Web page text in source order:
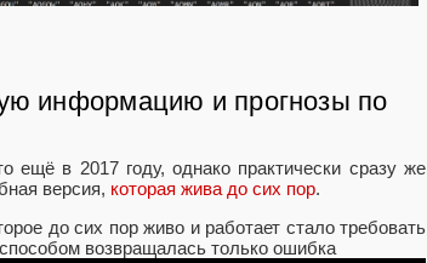
информацию и прогнозы по
в 2017 году, однако практически сразу же
версия, которая жива до сих пор.
до сих пор живо и работает стало требовать
возвращалась только ошибка